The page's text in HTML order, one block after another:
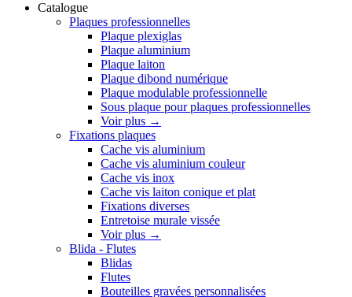
Catalogue
Plaques professionnelles
Plaque plexiglas
Plaque aluminium
Plaque laiton
Plaque dibond numérique
Plaque modulable professionnelle
Sous plaque pour plaques professionnelles
Voir plus →
Fixations plaques
Cache vis aluminium
Cache vis aluminium couleur
Cache vis inox
Cache vis laiton conique et plat
Fixations diverses
Entretoise murale vissée
Voir plus →
Blida - Flutes
Blidas
Flutes
Bouteilles gravées personnalisées